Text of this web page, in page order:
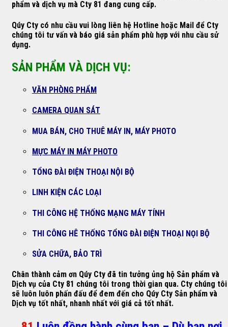
phẩm và dịch vụ mà Cty 81 đang cung cấp.
Qúy Cty có nhu cầu vui lòng liên hệ Hotline hoặc Mail để Cty
chúng tôi tư vấn và báo giá sản phẩm phù hợp với nhu cầu sử
dụng.
SẢN PHẨM VÀ DỊCH VỤ:
VĂN PHÒNG PHẨM
CAMERA QUAN SÁT
MUA BÁN, CHO THUÊ MÁY IN, MÁY PHOTO
MỰC MÁY IN MÁY PHOTO
TỔNG ĐÀI ĐIỆN THOẠI NỘI BỘ
LINH KIỆN CÁC LOẠI
THI CÔNG HỆ THỐNG MẠNG MÁY TÍNH
THI CÔNG HÊ THỐNG TỔNG ĐÀI ĐIỆN THOẠI NỌI BỘ
SỬA CHỮA, BẢO TRÌ
Chân thành cảm ơn Qúy Cty đã tin tưởng ủng hộ Sản phẩm và
Dịch vụ của Cty 81 chúng tôi trong thời gian qua. Cty chúng tôi
sẽ luôn luôn phấn đấu để đem đến cho Qúy Cty Sản phẩm và
Dịch vụ tốt nhất, nhanh nhất với giá cả tốt nhất.